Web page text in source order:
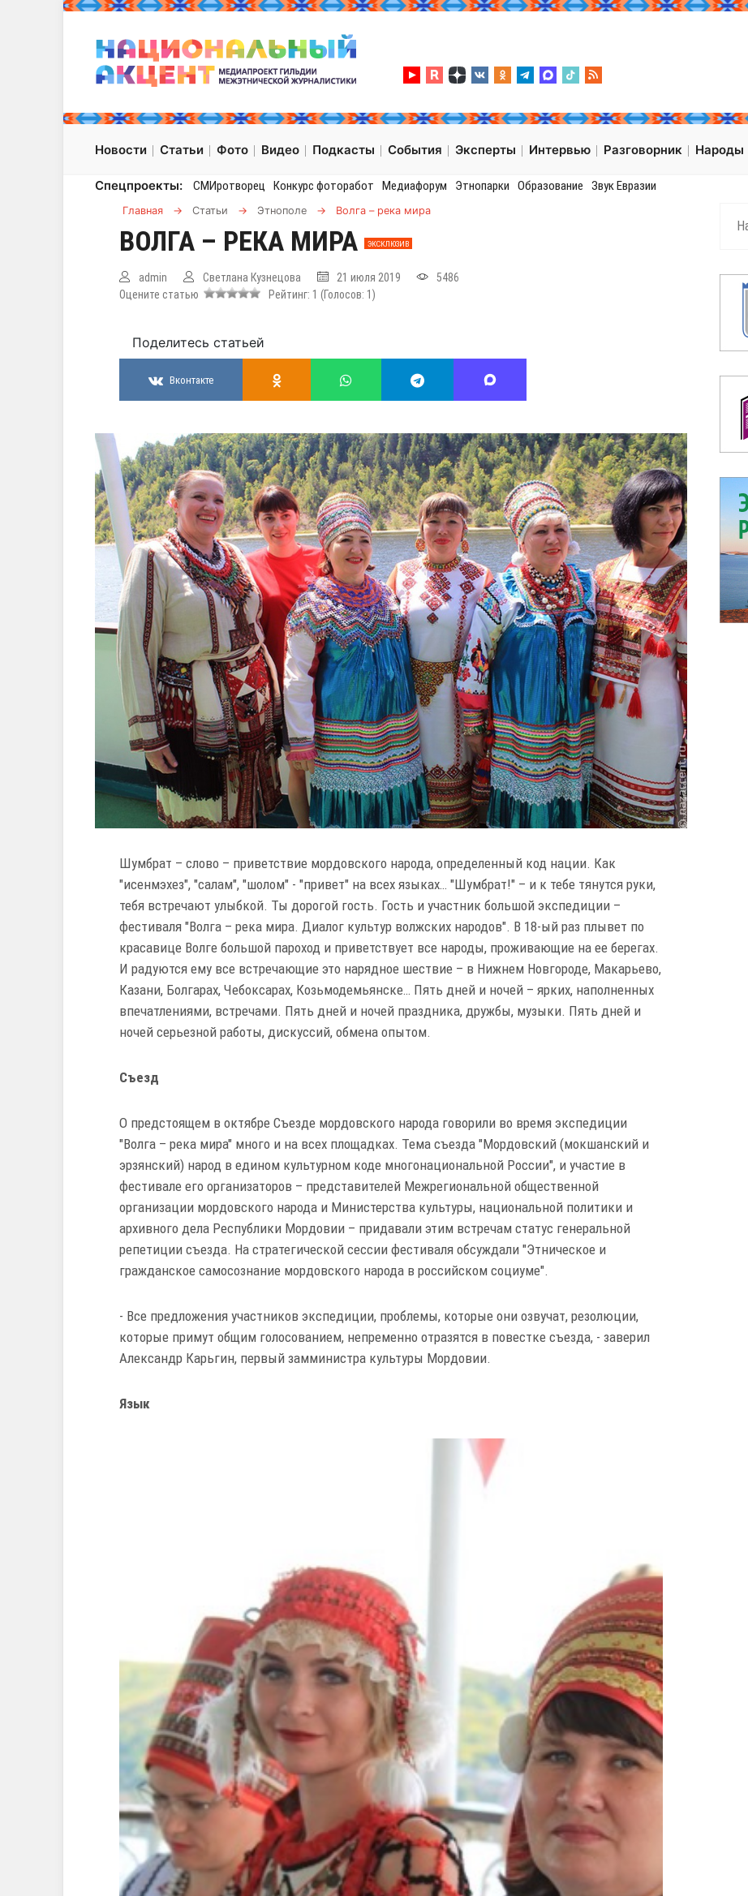
Новости Статьи Фото Видео Подкасты События Эксперты Интервью Разговорник Народы
Спецпроекты: СМИротворец Конкурс фоторабот Медиафорум Этнопарки Образование Звук Евразии
Главная → Статьи → Этнополе → Волга – река мира
ВОЛГА – РЕКА МИРА ЭКСКЛЮЗИВ
admin Светлана Кузнецова 21 июля 2019
5486
Оцените статью
Рейтинг: 1 (Голосов: 1 )
Поделитесь статьей
Вконтакте
Шумбрат – слово – приветствие мордовского народа, определенный код нации. Как
"исенмэхез", "салам", "шолом" - "привет" на всех языках… "Шумбрат!" – и к тебе тянутся руки,
тебя встречают улыбкой. Ты дорогой гость. Гость и участник большой экспедиции –
фестиваля "Волга – река мира. Диалог культур волжских народов". В 18-ый раз плывет по
красавице Волге большой пароход и приветствует все народы, проживающие на ее берегах.
И радуются ему все встречающие это нарядное шествие – в Нижнем Новгороде, Макарьево,
Казани, Болгарах, Чебоксарах, Козьмодемьянске… Пять дней и ночей – ярких, наполненных
впечатлениями, встречами. Пять дней и ночей праздника, дружбы, музыки. Пять дней и
ночей серьезной работы, дискуссий, обмена опытом.
Съезд
О предстоящем в октябре Съезде мордовского народа говорили во время экспедиции
"Волга – река мира" много и на всех площадках. Тема съезда "Мордовский (мокшанский и
эрзянский) народ в едином культурном коде многонациональной России", и участие в
фестивале его организаторов – представителей Межрегиональной общественной
организации мордовского народа и Министерства культуры, национальной политики и
архивного дела Республики Мордовии – придавали этим встречам статус генеральной
репетиции съезда. На стратегической сессии фестиваля обсуждали "Этническое и
гражданское самосознание мордовского народа в российском социуме".
- Все предложения участников экспедиции, проблемы, которые они озвучат, резолюции,
которые примут общим голосованием, непременно отразятся в повестке съезда, - заверил
Александр Карьгин, первый замминистра культуры Мордовии.
Язык